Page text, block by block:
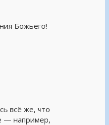
Божьего!
всё же, что
— например,